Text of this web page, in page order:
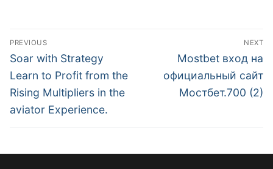
Post
navigation
PREVIOUS
Previous
post:
Soar with Strategy
Learn to Profit from the
Rising Multipliers in the
aviator Experience.
NEXT
Next
post:
Mostbet вход на
официальный сайт
Мостбет.700 (2)